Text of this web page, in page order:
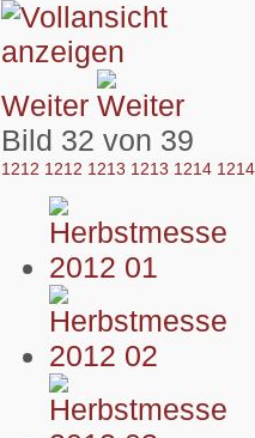
Weiter
Bild 32 von 39
1212 1212 1213 1213 1214 1214